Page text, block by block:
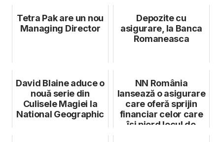
Tetra Pak are un nou
Managing Director
Depozite cu
asigurare, la Banca
Romaneasca
David Blaine aduce o
nouă serie din
Culisele Magiei la
National Geographic
NN România
lansează o asigurare
care oferă sprijin
financiar celor care
își pierd locul de